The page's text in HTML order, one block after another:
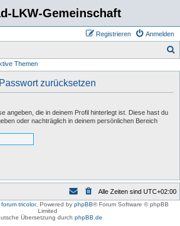
LKW-Gemeinschaft
Anmelden
Registrieren
Themen
Passwort zurücksetzen
angeben, die in deinem Profil hinterlegt ist. Diese hast du
oder nachträglich in deinem persönlichen Bereich
Alle Zeiten sind UTC+02:00
tricolor, Powered by phpBB® Forum Software © phpBB
Limited
Übersetzung durch phpBB.de